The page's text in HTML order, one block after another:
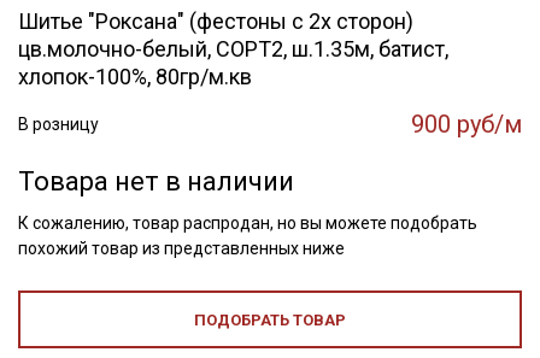
Шитье "Роксана" (фестоны с 2х сторон)
цв.молочно-белый, СОРТ2, ш.1.35м, батист,
хлопок-100%, 80гр/м.кв
В розницу 900 руб/м
Товара нет в наличии
К сожалению, товар распродан, но вы можете подобрать
похожий товар из представленных ниже
ПОДОБРАТЬ ТОВАР